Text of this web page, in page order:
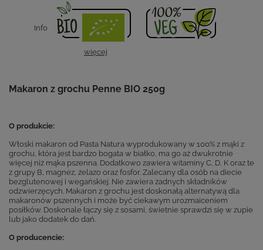
Info
więcej
Makaron z grochu Penne BIO 250g
O produkcie:
Włoski makaron od Pasta Natura wyprodukowany w 100% z mąki z
grochu, która jest bardzo bogata w białko, ma go aż dwukrotnie
więcej niż mąka pszenna. Dodatkowo zawiera witaminy C, D, K oraz te
z grupy B, magnez, żelazo oraz fosfor. Zalecany dla osób na diecie
bezglutenowej i wegańskiej. Nie zawiera żadnych składników
odzwierzęcych. Makaron z grochu jest doskonałą alternatywą dla
makaronów pszennych i może być ciekawym urozmaiceniem
posiłków. Doskonale łączy się z sosami, świetnie sprawdzi się w zupie
lub jako dodatek do dań.
O producencie: